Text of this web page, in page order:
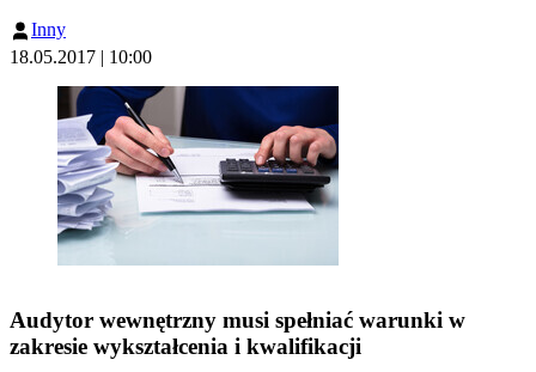
Inny
18.05.2017 | 10:00
Audytor wewnętrzny musi spełniać warunki w
zakresie wykształcenia i kwalifikacji